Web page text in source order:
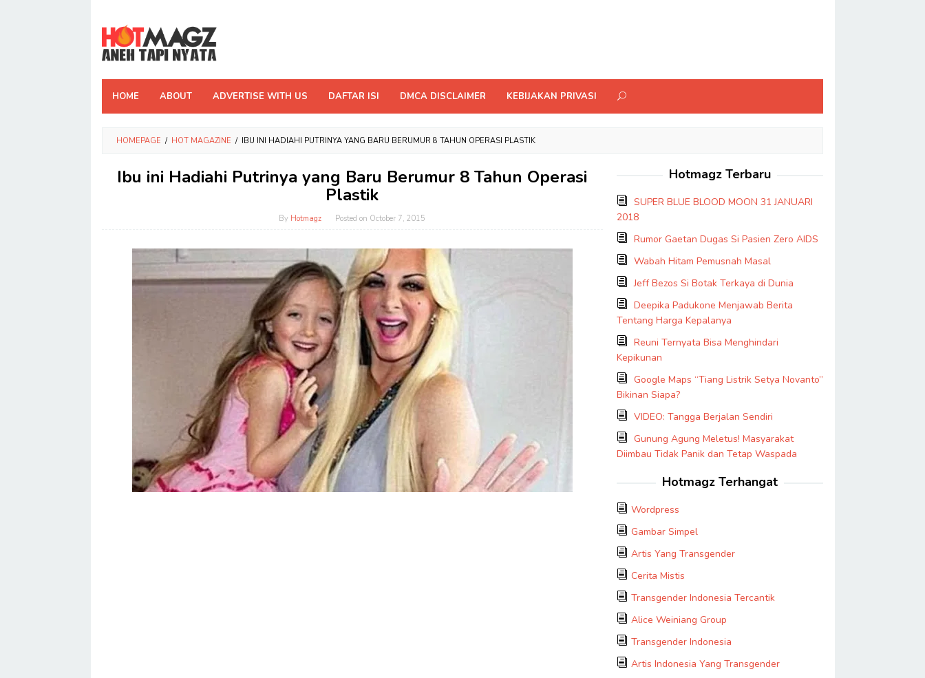
content
HOME ABOUT ADVERTISE WITH US DAFTAR ISI DMCA DISCLAIMER KEBIJAKAN PRIVASI
HOMEPAGE / HOT MAGAZINE / IBU INI HADIAHI PUTRINYA YANG BARU BERUMUR 8 TAHUN OPERASI PLASTIK
Ibu ini Hadiahi Putrinya yang Baru Berumur 8 Tahun Operasi
Plastik
By Hotmagz Posted on October 7, 2015
Hotmagz Terbaru
SUPER BLUE BLOOD MOON 31 JANUARI
2018
Rumor Gaetan Dugas Si Pasien Zero AIDS
Wabah Hitam Pemusnah Masal
Jeff Bezos Si Botak Terkaya di Dunia
Deepika Padukone Menjawab Berita
Tentang Harga Kepalanya
Reuni Ternyata Bisa Menghindari
Kepikunan
Google Maps “Tiang Listrik Setya Novanto”
Bikinan Siapa?
VIDEO: Tangga Berjalan Sendiri
Gunung Agung Meletus! Masyarakat
Diimbau Tidak Panik dan Tetap Waspada
Hotmagz Terhangat
Wordpress
Gambar Simpel
Artis Yang Transgender
Cerita Mistis
Transgender Indonesia Tercantik
Alice Weiniang Group
Transgender Indonesia
Artis Indonesia Yang Transgender